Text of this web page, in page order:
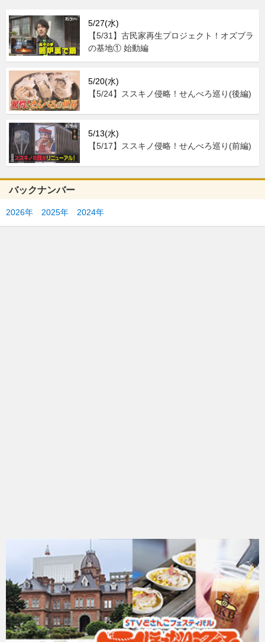
5/27(水)
【5/31】古民家再生プロジェクト！オズブラ
の基地① 始動編
5/20(水)
【5/24】ススキノ侵略！せんべろ巡り(後編)
5/13(水)
【5/17】ススキノ侵略！せんべろ巡り(前編)
バックナンバー
2026年 2025年 2024年